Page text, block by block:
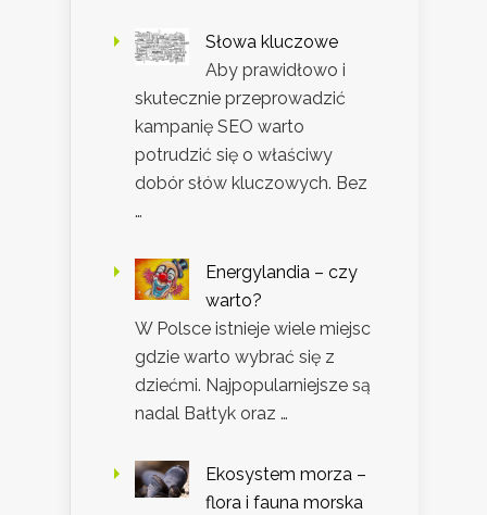
Słowa kluczowe
Aby prawidłowo i
skutecznie przeprowadzić
kampanię SEO warto
potrudzić się o właściwy
dobór słów kluczowych. Bez
…
Energylandia – czy
warto?
W Polsce istnieje wiele miejsc
gdzie warto wybrać się z
dziećmi. Najpopularniejsze są
nadal Bałtyk oraz …
Ekosystem morza –
flora i fauna morska